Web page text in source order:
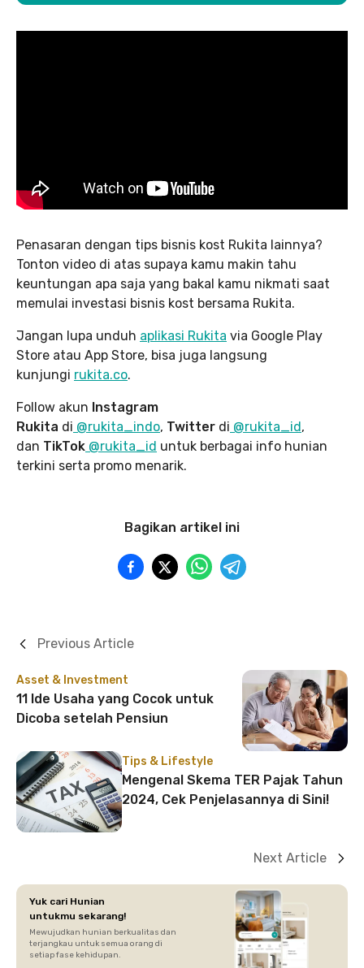
Penasaran dengan tips bisnis kost Rukita lainnya?
Tonton video di atas supaya kamu makin tahu
keuntungan apa saja yang bakal kamu nikmati saat
memulai investasi bisnis kost bersama Rukita.
Jangan lupa unduh aplikasi Rukita via Google Play
Store atau App Store, bisa juga langsung
kunjungi rukita.co.
Follow akun Instagram
Rukita di @rukita_indo, Twitter di @rukita_id,
dan TikTok @rukita_id untuk berbagai info hunian
terkini serta promo menarik.
Bagikan artikel ini
Asset & Investment
11 Ide Usaha yang Cocok untuk
Dicoba setelah Pensiun
Previous Article
Tips & Lifestyle
Mengenal Skema TER Pajak Tahun
2024, Cek Penjelasannya di Sini!
Next Article
Yuk cari Hunian
untukmu sekarang!
Mewujudkan hunian berkualitas dan
terjangkau untuk semua orang di
setiap fase kehidupan.